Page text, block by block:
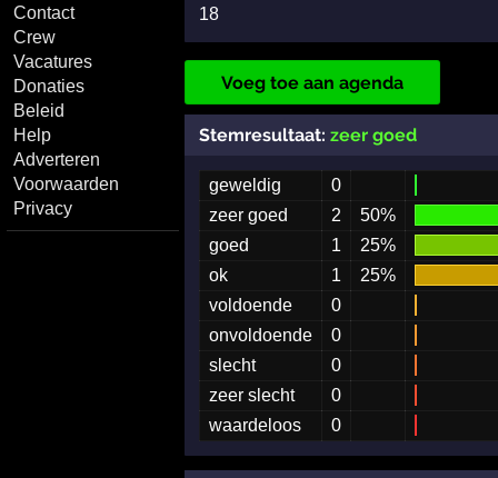
Contact
Crew
Vacatures
Donaties
Beleid
Help
Adverteren
Voorwaarden
Privacy
18
Voeg toe aan agenda
Stemresultaat: zeer goed
geweldig
0
zeer goed
2
50%
goed
1
25%
ok
1
25%
voldoende
0
onvoldoende
0
slecht
0
zeer slecht
0
waardeloos
0